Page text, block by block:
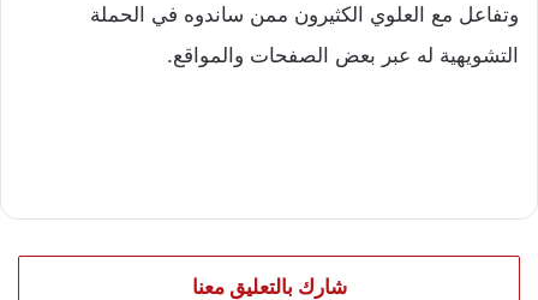
وتفاعل مع العلوي الكثيرون ممن ساندوه في الحملة
التشويهية له عبر بعض الصفحات والمواقع.
شارك بالتعليق معنا